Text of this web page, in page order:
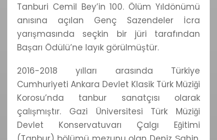
Tanburi Cemil Bey’in 100. Ölüm Yıldönümü
anısına açılan Genç Sazendeler İcra
yarışmasında seçkin bir jüri tarafından
Başarı Ödülü’ne layık görülmüştür.
2016-2018 yılları arasında Türkiye
Cumhuriyeti Ankara Devlet Klasik Türk Müziği
Korosu’nda tanbur sanatçısı olarak
çalışmıştır. Gazi Üniversitesi Türk Müziği
Devlet Konservatuvarı Çalgı Eğitimi